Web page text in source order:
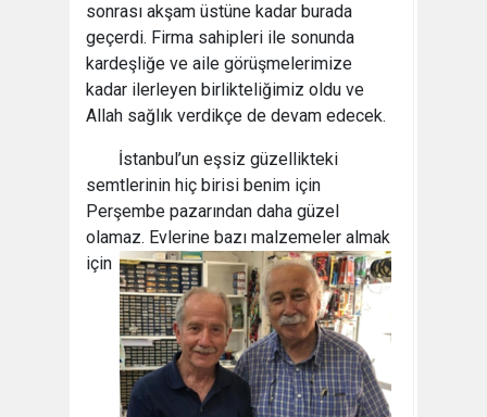
sonrası akşam üstüne kadar burada
geçerdi. Firma sahipleri ile sonunda
kardeşliğe ve aile görüşmelerimize
kadar ilerleyen birlikteliğimiz oldu ve
Allah sağlık verdikçe de devam edecek.
İstanbul’un eşsiz güzellikteki
semtlerinin hiç birisi benim için
Perşembe pazarından daha güzel
olamaz. Evlerine bazı malzemeler almak
için